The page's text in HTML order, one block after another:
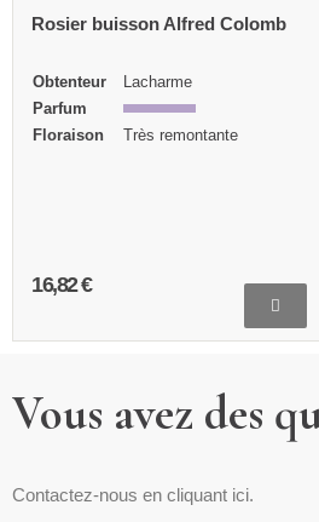
Rosier buisson Alfred Colomb
Obtenteur
Lacharme
Parfum
Floraison
Très remontante
16,82 €
Vous avez des
Contactez-nous en cliquant ici.